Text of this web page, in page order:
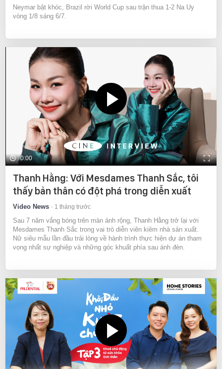
Neymar bật khóc, Brazil rời World Cup sau trận thua 1-2 Na Uy
vòng 1/8 sáng 6/7.
0:00
Thanh Hằng: Với Mesdames Thanh Sắc, tôi
thấy bản thân có đột phá trong diễn xuất
Video News 1 tháng trước
Sau 7 năm vắng bóng trên màn ảnh rộng, Thanh Hằng trở lại với
Mesdames Thanh Sắc trong vai trò diễn viên kiêm nhà sản xuất.
Nữ siêu mẫu lần đầu trải lòng về hành trình thực hiện dự án tham
vọng nhất sự nghiệp và những góc khuất phía sau ánh đèn.